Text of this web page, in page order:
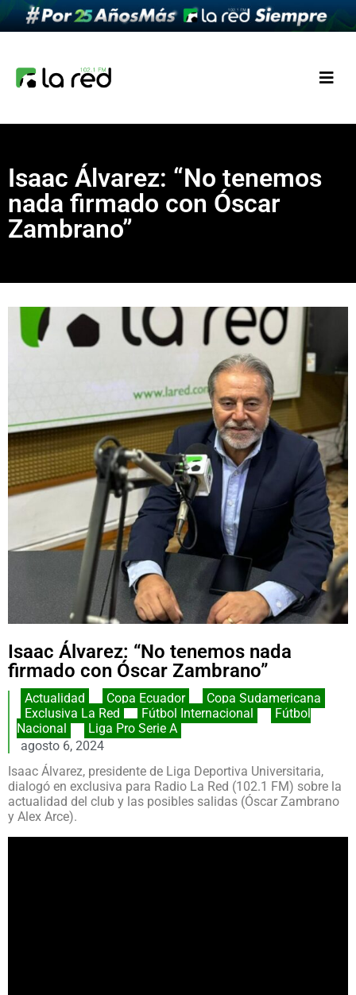
Isaac Álvarez: “No tenemos
nada firmado con Óscar
Zambrano”
Isaac Álvarez: “No tenemos nada
firmado con Óscar Zambrano”
Actualidad Copa Ecuador Copa Sudamericana
Exclusiva La Red , Fútbol Internacional ,
Fútbol
Nacional ,
Liga Pro Serie A
agosto 6, 2024
Isaac Álvarez, presidente de Liga Deportiva Universitaria,
dialogó en exclusiva para Radio La Red (102.1 FM) sobre la
actualidad del club y las posibles salidas (Óscar Zambrano
y Alex Arce).